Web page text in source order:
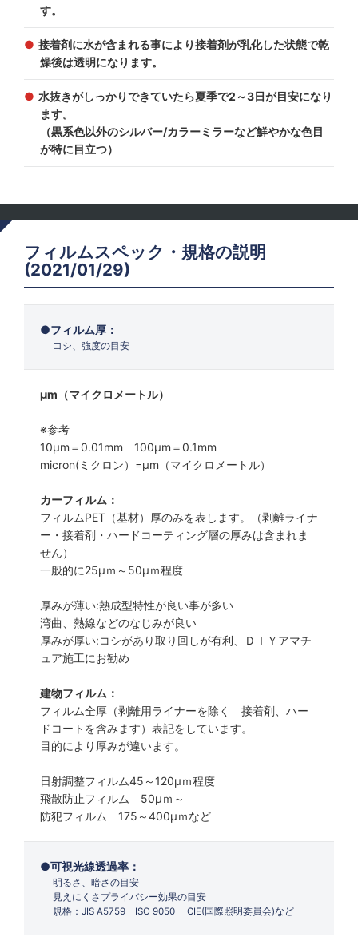
す。
接着剤に水が含まれる事により接着剤が乳化した状態で乾
燥後は透明になります。
水抜きがしっかりできていたら夏季で2～3日が目安になり
ます。
（黒系色以外のシルバー/カラーミラーなど鮮やかな色目
が特に目立つ）
フィルムスペック・規格の説明
(2021/01/29)
フィルム厚：
コシ、強度の目安
μm（マイクロメートル）
※参考
10μm＝0.01mm 100μm＝0.1mm
micron(ミクロン）=µm（マイクロメートル）
カーフィルム：
フィルムPET（基材）厚のみを表します。（剥離ライナ
ー・接着剤・ハードコーティング層の厚みは含まれま
せん）
一般的に25µｍ～50µｍ程度
厚みが薄い:熱成型特性が良い事が多い
湾曲、熱線などのなじみが良い
厚みが厚い:コシがあり取り回しが有利、ＤＩＹアマチ
ュア施工にお勧め
建物フィルム：
フィルム全厚（剥離用ライナーを除く 接着剤、ハー
ドコートを含みます）表記をしています。
目的により厚みが違います。
日射調整フィルム45～120µｍ程度
飛散防止フィルム 50µｍ～
防犯フィルム 175～400µｍなど
可視光線透過率：
明るさ、暗さの目安
見えにくさプライバシー効果の目安
規格：JIS A5759 ISO 9050 CIE(国際照明委員会)など